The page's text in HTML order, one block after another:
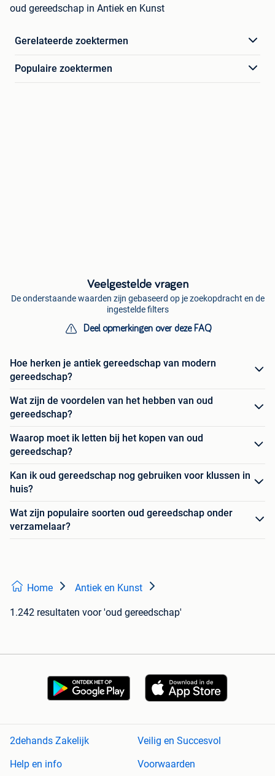
oud gereedschap in Antiek en Kunst
Gerelateerde zoektermen
Populaire zoektermen
Veelgestelde vragen
De onderstaande waarden zijn gebaseerd op je zoekopdracht en de
ingestelde filters
Deel opmerkingen over deze FAQ
Hoe herken je antiek gereedschap van modern
gereedschap?
Wat zijn de voordelen van het hebben van oud
gereedschap?
Waarop moet ik letten bij het kopen van oud
gereedschap?
Kan ik oud gereedschap nog gebruiken voor klussen in
huis?
Wat zijn populaire soorten oud gereedschap onder
verzamelaar?
Home Antiek en Kunst
1.242 resultaten voor 'oud gereedschap'
2dehands Zakelijk
Veilig en Succesvol
Help en info
Voorwaarden